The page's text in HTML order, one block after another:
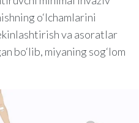
o‘lchamlarini
va asoratlar
bo‘lib, miyaning sog‘lom